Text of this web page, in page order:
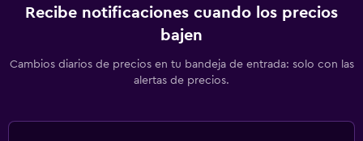
Recibe notificaciones cuando los precios
bajen
Cambios diarios de precios en tu bandeja de entrada: solo con las
alertas de precios.